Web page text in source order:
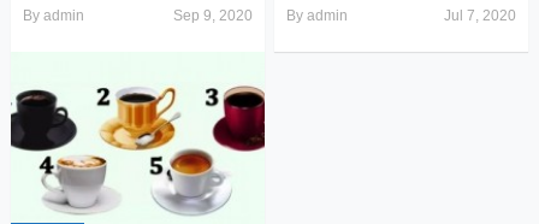
By admin Sep 9, 2020 Byadmin Jul 7, 2020